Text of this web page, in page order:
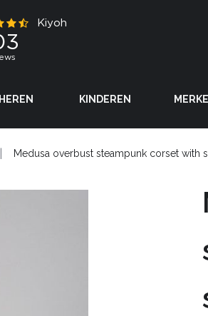
HEREN KINDEREN
Medusa overbust steampunk corset with